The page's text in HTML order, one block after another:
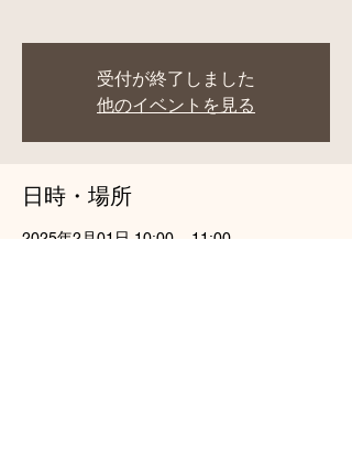
受付が終了しました
他のイベントを見る
日時・場所
2025年2月01日 10:00 – 11:00